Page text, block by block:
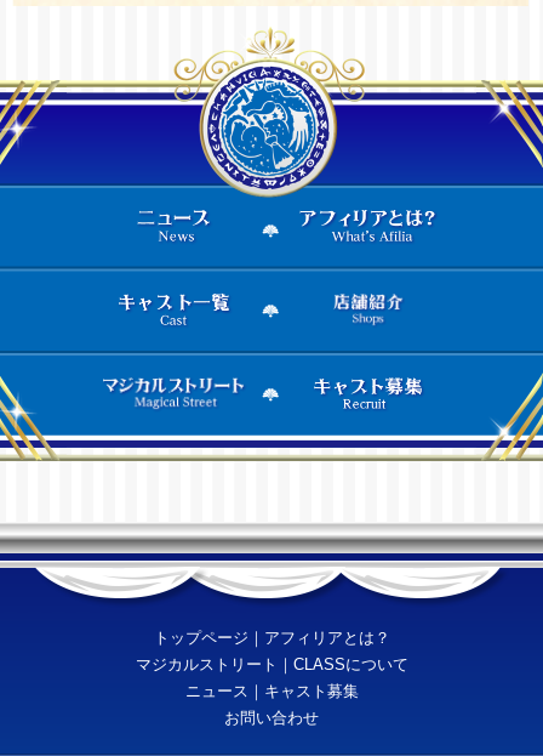
トップページ ｜ アフィリアとは？
マジカルストリート ｜ CLASSについて
ニュース ｜ キャスト募集
お問い合わせ